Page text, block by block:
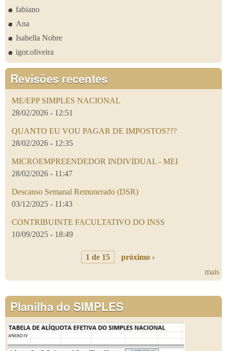
fabiano
Ana
Isabella Nobre
igor.oliveira
Revisões recentes
ME/EPP SIMPLES NACIONAL
28/02/2026 - 12:51
QUANTO EU VOU PAGAR DE IMPOSTOS???
28/02/2026 - 12:35
MICROEMPREENDEDOR INDIVIDUAL - MEI
28/02/2026 - 11:47
Descanso Semanal Remunerado (DSR)
03/12/2025 - 11:43
CONTRIBUINTE FACULTATIVO DO INSS
10/09/2025 - 18:49
1 de 15
próximo ›
mais
Planilha do SIMPLES